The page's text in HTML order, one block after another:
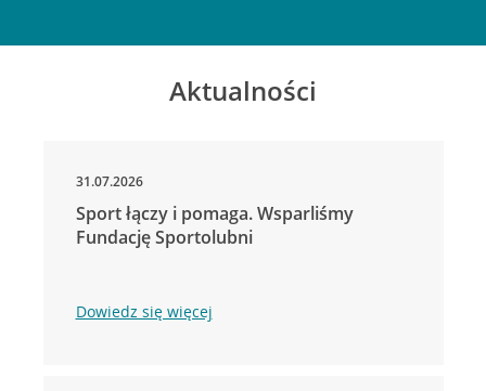
Aktualności
31.07.2026
Sport łączy i pomaga. Wsparliśmy
Fundację Sportolubni
Dowiedz się więcej